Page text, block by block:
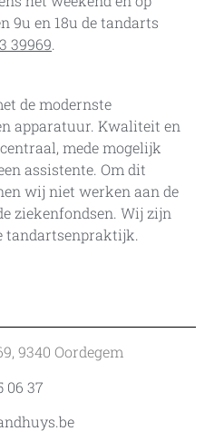
9u en 18u de tandarts
39969.
de modernste
apparatuur. Kwaliteit en
mede mogelijk
assistente. Om dit
wij niet werken aan de
ziekenfondsen. Wij zijn
tandartsenpraktijk.
9340 Oordegem
06 37